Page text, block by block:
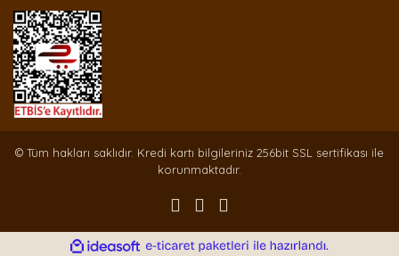
© Tüm hakları saklıdır. Kredi kartı bilgileriniz 256bit SSL sertifikası ile
korunmaktadır.
ideasoft e-